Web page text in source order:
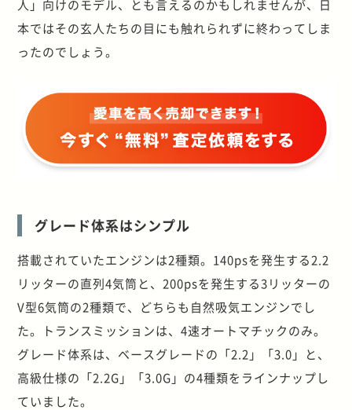
人」向けのモデル、とも言えるのかもしれませんが、日
本ではその玄人たちの目にも触れられずに終わってしま
ったのでしょう。
グレード体系はシンプル
搭載されていたエンジンは2種類。140psを発生する2.2
リッターの直列4気筒と、200psを発生する3リッターの
V型6気筒の2種類で、どちらも自然吸気エンジンでし
た。トランスミッションは、4速オートマチックのみ。
グレード体系は、ベースグレードの「2.2」「3.0」と、
高級仕様の「2.2G」「3.0G」の4種類をラインナップし
ていました。